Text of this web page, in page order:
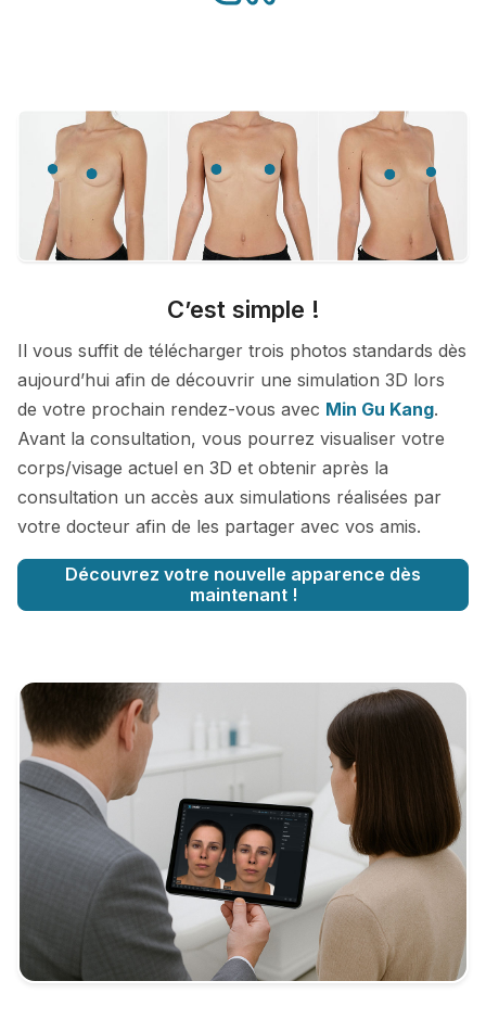
C’est simple !
Il vous suffit de télécharger trois photos standards dès
aujourd’hui afin de découvrir une simulation 3D lors
de votre prochain rendez-vous avec Min Gu Kang.
Avant la consultation, vous pourrez visualiser votre
corps/visage actuel en 3D et obtenir après la
consultation un accès aux simulations réalisées par
votre docteur afin de les partager avec vos amis.
Découvrez votre nouvelle apparence dès
maintenant !